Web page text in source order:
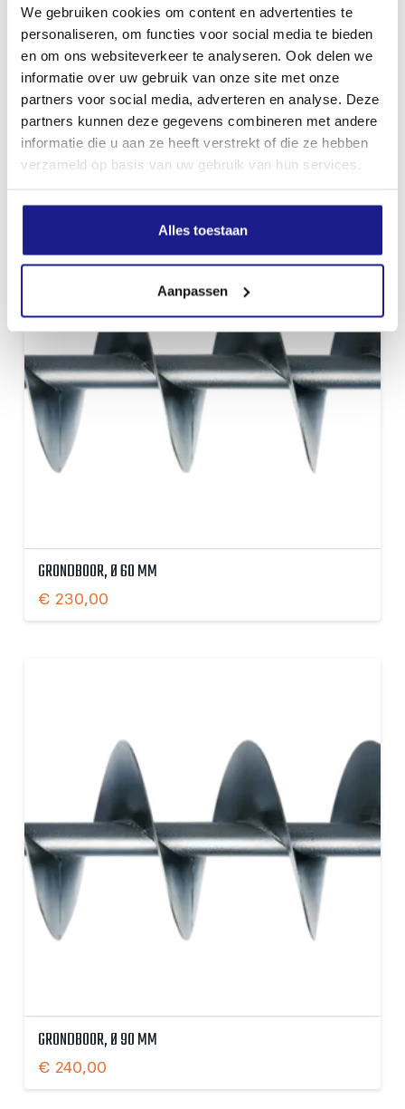
We gebruiken cookies om content en advertenties te
personaliseren, om functies voor social media te bieden
en om ons websiteverkeer te analyseren. Ook delen we
informatie over uw gebruik van onze site met onze
partners voor social media, adverteren en analyse. Deze
partners kunnen deze gegevens combineren met andere
informatie die u aan ze heeft verstrekt of die ze hebben
verzameld op basis van uw gebruik van hun services.
Alles toestaan
Aanpassen
GRONDBOOR, Ø 40 MM
€223,00
GRONDBOOR, Ø 60 MM
€ 230,00
GRONDBOOR, Ø 90 MM
€ 240,00